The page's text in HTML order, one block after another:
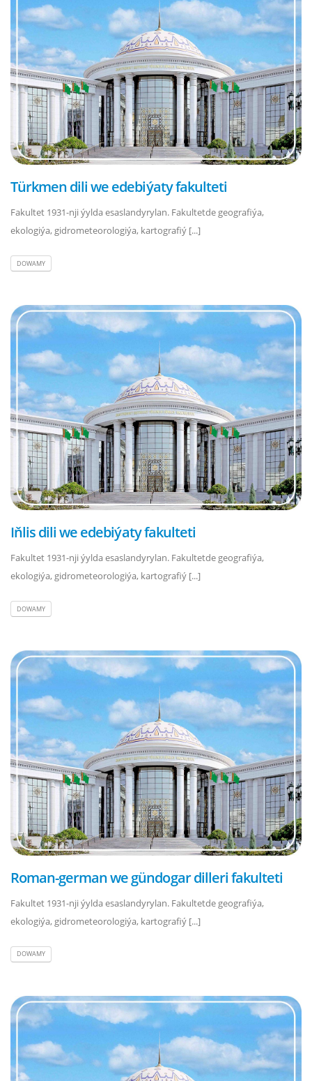
Türkmen dili we edebiýaty fakulteti
Fakultet 1931-nji ýylda esaslandyrylan. Fakultetde geografiýa,
ekologiýa, gidrometeorologiýa, kartografiý [...]
DOWAMY
Iňlis dili we edebiýaty fakulteti
Fakultet 1931-nji ýylda esaslandyrylan. Fakultetde geografiýa,
ekologiýa, gidrometeorologiýa, kartografiý [...]
DOWAMY
Roman-german we gündogar dilleri fakulteti
Fakultet 1931-nji ýylda esaslandyrylan. Fakultetde geografiýa,
ekologiýa, gidrometeorologiýa, kartografiý [...]
DOWAMY